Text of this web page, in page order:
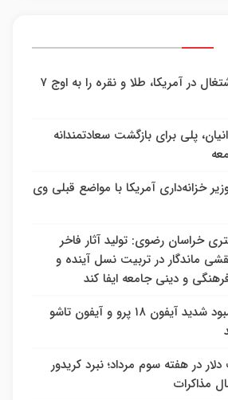
گزارش ضعیف اشتغال در آمریکا، طلا و نقره را به اوج ۷
پلی برای بازگشت سعادتمندانه
خزانه‌داری آمریکا با مواضع قبلی وی
خراسان رضوی: تولید آثار فاخر
ماندگار در تربیت نسل آینده و
و دینی جامعه ایفا کند
بازار موبایل با کمبود شدید آیفون ۱۸ پرو و آیفون تاشو
در هفته سوم مرداد؛ نبرد کریدور